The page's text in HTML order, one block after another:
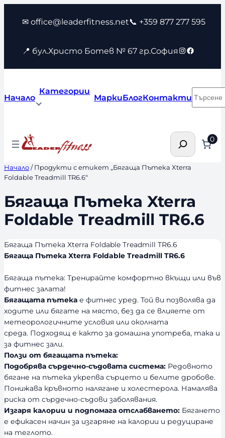
съдържанието
✉ office@leaderfitness.net📞 +359 877 277 595
📍 бул.Христо Ботев № 67 гр.София Instagram
Facebook
Начало
Категории
МаркиБлогКонтакти
Търсене 0
Начало/ Продукти с етикет „Бягаща Пътека Xterra
Foldable Treadmill TR6.6“
Бягаща Пътека Xterra
Foldable Treadmill TR6.6
Бягаща Пътека Xterra Foldable Treadmill TR6.6
Бягаща Пътека Xterra Foldable Treadmill TR6.6
Бягаща пътека: Тренирайте комфортно вкъщи или във
фитнес залата!
Бягащата пътека е фитнес уред. Той ви позволява да
ходите или бягате на място, без да се влияете от
метеорологичните условия или околната
среда. Подходящ е както за домашна употреба, така и
за фитнес зали.
Ползи от бягащата пътека:
Подобрява сърдечно-съдовата система: Редовното
бягане на пътека укрепва сърцето и белите дробове.
Понижава кръвното налягане и холестерола. Намалява
риска от сърдечно-съдови заболявания.
Изгаря калории и подпомага отслабването: Бягането
е ефикасен начин за изгаряне на калории и редуциране
на теглото.